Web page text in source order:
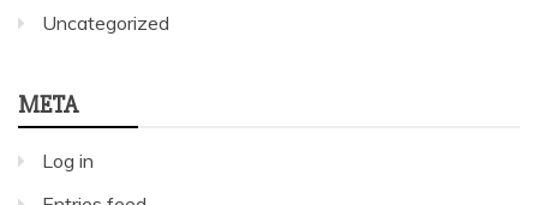
Uncategorized
META
Log in